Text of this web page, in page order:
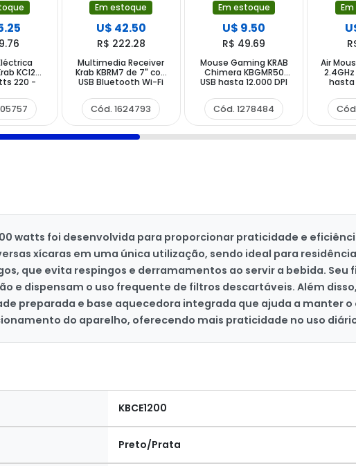
KCI20
220 -
Em estoque
U$ 42.50
R$ 222.28
Multimedia Receiver
Krab KBRM7 de 7" con
USB Bluetooth Wi-Fi
Cód. 1624793
Em estoque
U$ 9.50
R$ 49.69
Mouse Gaming KRAB
Chimera KBGMR50
USB hasta 12.000 DPI
Negro
Cód. 1278484
Air
hasta
watts foi desenvolvida para proporcionar praticidade e
xícaras em uma única utilização, sendo ideal para
que evita respingos e derramamentos ao servir a bebida.
e dispensam o uso frequente de filtros descartáveis. Além
preparada e base aquecedora integrada que ajuda a manter
do aparelho, oferecendo mais praticidade no uso
KBCE1200
Preto/Prata